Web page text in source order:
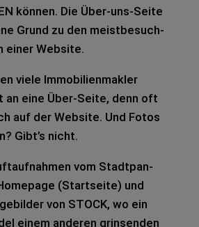
kön­nen. Die Über-uns-Seite
Grund zu den meist­be­such­
einer Web­site.
viele Immo­bi­li­en­mak­ler
an eine Über-Seite, denn oft
auf der Web­site. Und Fotos
Gibt’s nicht.
vom Stadt­pan­
(Start­sei­te) und
von STOCK, wo ein
einem ande­ren grin­sen­den